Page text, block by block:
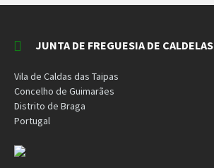
JUNTA DE FREGUESIA DE CALDELAS
Vila de Caldas das Taipas
Concelho de Guimarães
Distrito de Braga
Portugal